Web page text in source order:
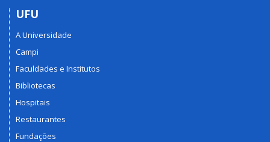
UFU
A Universidade
Campi
Faculdades e Institutos
Bibliotecas
Hospitais
Restaurantes
Fundações